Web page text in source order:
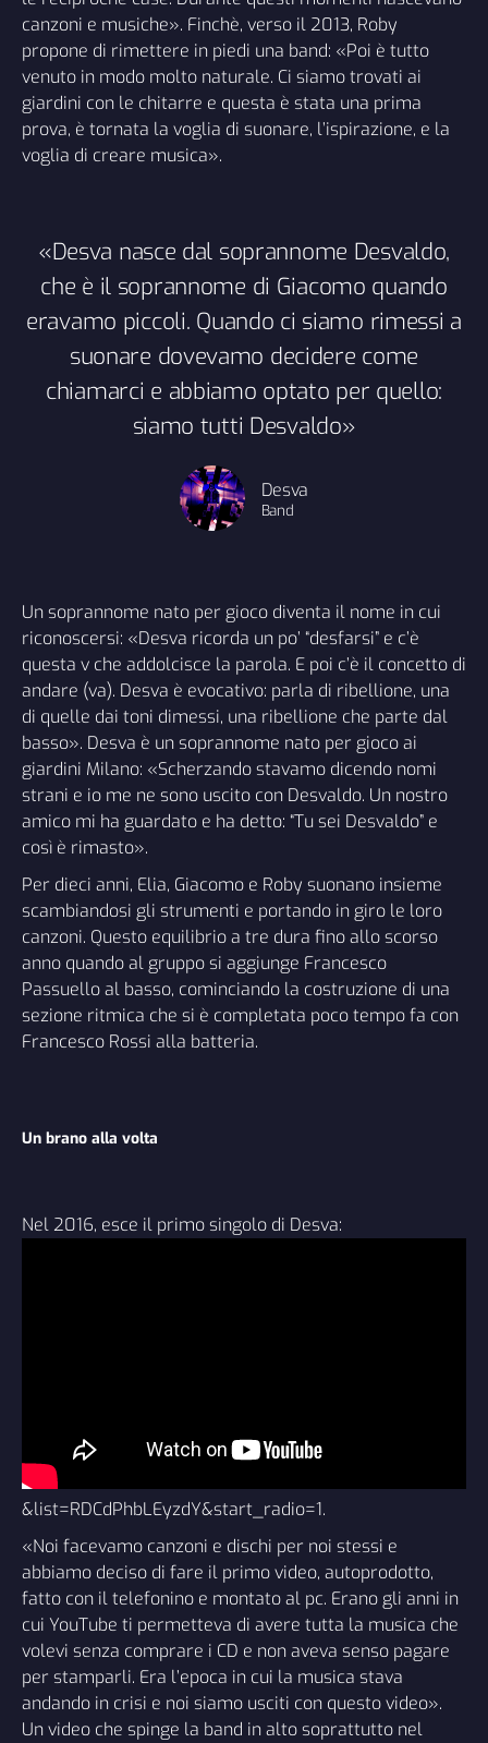
canzoni e musiche». Finchè, verso il 2013, Roby
propone di rimettere in piedi una band: «Poi è tutto
venuto in modo molto naturale. Ci siamo trovati ai
giardini con le chitarre e questa è stata una prima
prova, è tornata la voglia di suonare, l’ispirazione, e la
voglia di creare musica».
«Desva nasce dal soprannome Desvaldo,
che è il soprannome di Giacomo quando
eravamo piccoli. Quando ci siamo rimessi a
suonare dovevamo decidere come
chiamarci e abbiamo optato per quello:
siamo tutti Desvaldo»
Desva
Band
Un soprannome nato per gioco diventa il nome in cui
riconoscersi: «Desva ricorda un po’ “desfarsi” e c’è
questa v che addolcisce la parola. E poi c’è il concetto di
andare (va). Desva è evocativo: parla di ribellione, una
di quelle dai toni dimessi, una ribellione che parte dal
basso». Desva è un soprannome nato per gioco ai
giardini Milano: «Scherzando stavamo dicendo nomi
strani e io me ne sono uscito con Desvaldo. Un nostro
amico mi ha guardato e ha detto: “Tu sei Desvaldo” e
così è rimasto».
Per dieci anni, Elia, Giacomo e Roby suonano insieme
scambiandosi gli strumenti e portando in giro le loro
canzoni. Questo equilibrio a tre dura fino allo scorso
anno quando al gruppo si aggiunge Francesco
Passuello al basso, cominciando la costruzione di una
sezione ritmica che si è completata poco tempo fa con
Francesco Rossi alla batteria.
Un brano alla volta
Nel 2016, esce il primo singolo di Desva:
&list=RDCdPhbLEyzdY&start_radio=1.
«Noi facevamo canzoni e dischi per noi stessi e
abbiamo deciso di fare il primo video, autoprodotto,
fatto con il telefonino e montato al pc. Erano gli anni in
cui YouTube ti permetteva di avere tutta la musica che
volevi senza comprare i CD e non aveva senso pagare
per stamparli. Era l’epoca in cui la musica stava
andando in crisi e noi siamo usciti con questo video».
Un video che spinge la band in alto soprattutto nel